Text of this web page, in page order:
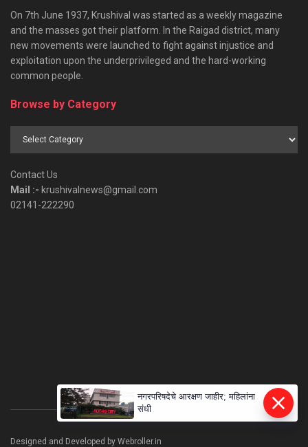
On 7th June 1937, Krushival was started as a weekly magazine
and the masses got their platform. In the Raigad district, many
new movements were launched to fight against injustice and
exploitation upon the underprivileged and the hard-working
common people.
Browse by Category
Contact Us
Mail :- krushivalnews@gmail.com
02141-222290
Designed and Developed by Webroller.in
नगरपरिषदेचे आरक्षण जाहीर; महिलांना
संधी